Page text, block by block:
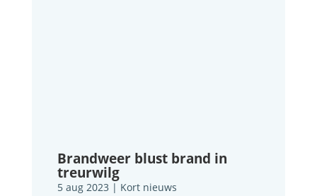
Brandweer blust brand in
treurwilg
5 aug 2023 | Kort nieuws